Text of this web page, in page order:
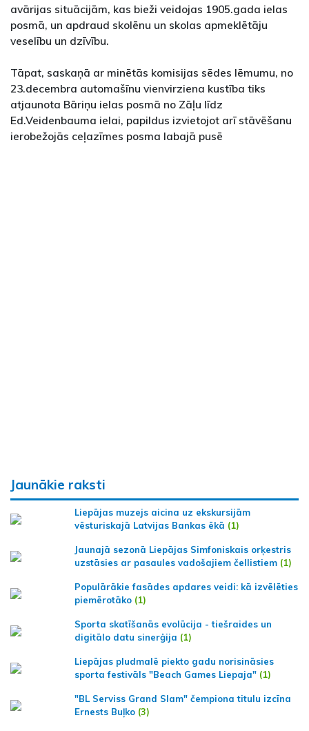
avārijas situācijām, kas bieži veidojas 1905.gada ielas
posmā, un apdraud skolēnu un skolas apmeklētāju
veselību un dzīvību.
Tāpat, saskaņā ar minētās komisijas sēdes lēmumu, no
23.decembra automašīnu vienvirziena kustība tiks
atjaunota Bāriņu ielas posmā no Zāļu līdz
Ed.Veidenbauma ielai, papildus izvietojot arī stāvēšanu
ierobežojās ceļazīmes posma labajā pusē
Jaunākie raksti
Liepājas muzejs aicina uz ekskursijām
vēsturiskajā Latvijas Bankas ēkā (1)
Jaunajā sezonā Liepājas Simfoniskais orķestris
uzstāsies ar pasaules vadošajiem čellistiem (1)
Populārākie fasādes apdares veidi: kā izvēlēties
piemērotāko (1)
Sporta skatīšanās evolūcija - tiešraides un
digitālo datu sinerģija (1)
Liepājas pludmalē piekto gadu norisināsies
sporta festivāls "Beach Games Liepaja" (1)
"BL Serviss Grand Slam" čempiona titulu izcīna
Ernests Buļko (3)